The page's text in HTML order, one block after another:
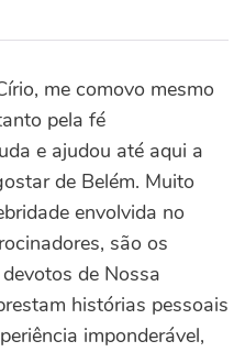
me comovo mesmo
pela fé
e ajudou até aqui a
de Belém. Muito
envolvida no
são os
de Nossa
histórias pessoais
imponderável,